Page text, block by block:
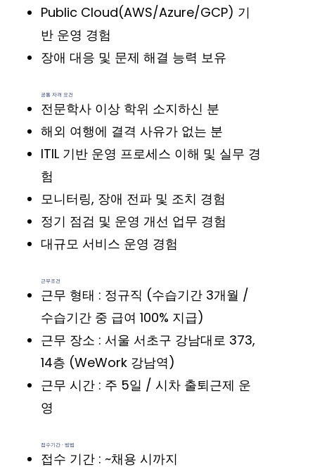
Public Cloud(AWS/Azure/GCP) 기
반 운영 경험
장애 대응 및 문제 해결 능력 보유
공통 자격 요건
전문학사 이상 학위 소지하신 분
해외 여행에 결격 사유가 없는 분
ITIL 기반 운영 프로세스 이해 및 실무 경
험
모니터링, 장애 전파 및 조치 경험
정기 점검 및 운영 개선 업무 경험
대규모 서비스 운영 경험
근무조건
근무 형태 : 정규직 (수습기간 3개월 /
수습기간 중 급여 100% 지급)
근무 장소 : 서울 서초구 강남대로 373,
14층 (WeWork 강남역)
근무 시간 : 주 5일 / 시차 출퇴근제 운
영
접수기간 · 방법
접수 기간 : ~채용 시까지